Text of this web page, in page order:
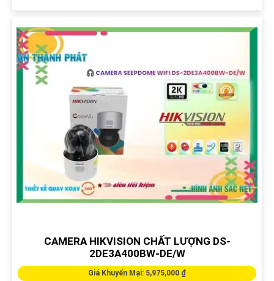
CAMERA HIKVISION CHẤT LƯỢNG DS-
2DE3A400BW-DE/W
Giá Khuyến Mại: 5,975,000 ₫